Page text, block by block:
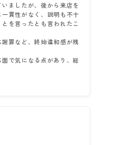
ましたが、後から来店を
貫性がなく、説明も不十
を言ったとも言われたこ
罪など、終始違和感が残
で気になる点があり、総